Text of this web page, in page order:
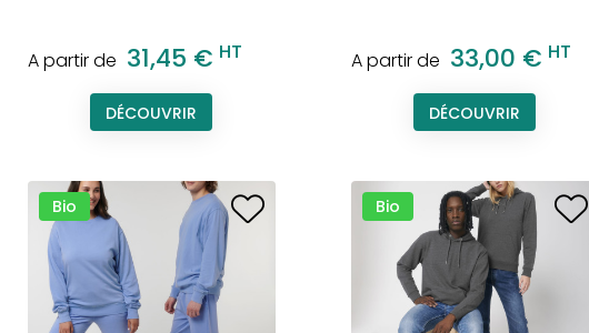
A partir de 31,45 € HT
DÉCOUVRIR
A partir de 33,00 € HT
DÉCOUVRIR
Bio Bio